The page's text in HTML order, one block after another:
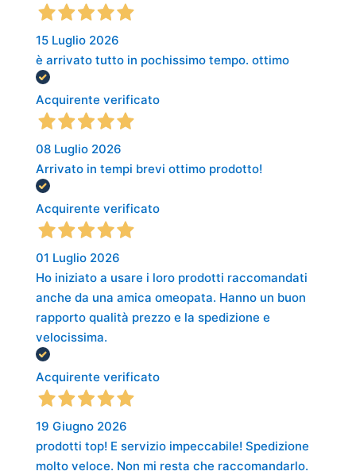
15 Luglio 2026
è arrivato tutto in pochissimo tempo. ottimo
Acquirente verificato
08 Luglio 2026
Arrivato in tempi brevi ottimo prodotto!
Acquirente verificato
01 Luglio 2026
Ho iniziato a usare i loro prodotti raccomandati
anche da una amica omeopata. Hanno un buon
rapporto qualità prezzo e la spedizione e
velocissima.
Acquirente verificato
19 Giugno 2026
prodotti top! E servizio impeccabile! Spedizione
molto veloce. Non mi resta che raccomandarlo.